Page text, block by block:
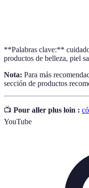
**Palabras clave:**
productos de belleza, piel
Nota: Para más
sección de productos
📺 Pour aller plus loin :
YouTube